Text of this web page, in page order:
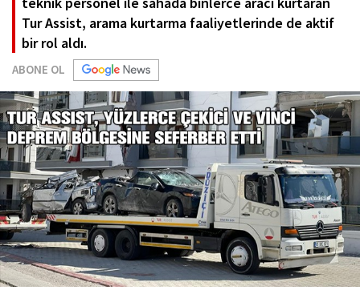
Tur Assist, arama kurtarma faaliyetlerinde de aktif
bir rol aldı.
ABONE OL